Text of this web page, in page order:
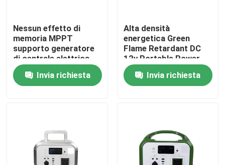
Prodotti
Video
Giro della fabbrica
Nessun effetto di
memoria MPPT
supporto generatore
di centrale elettrica
portatile con
protezione da
sovratemperatura per
Invia richiesta
Alta densità
energetica Green
Flame Retardant DC
12v Portable Power
Pack con Bluetooth
per droneInvia richiesta